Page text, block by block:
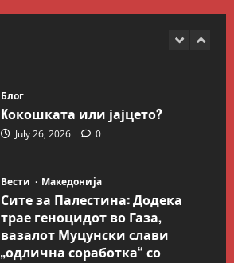
Заливот и Израел како
Блог
Kокошката или јајцето?
July 26, 2026 0
Вести Македонија
Сите за Палестина: Додека
трае геноцидот во Газа,
вазалот Муцунски слави
„одлична соработка“ со